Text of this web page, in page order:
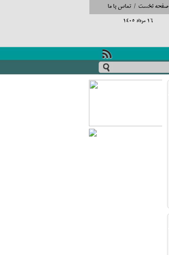
صفحه نخست / تماس با ما
16 مرداد 1405